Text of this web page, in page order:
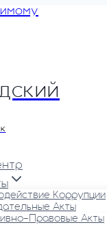
Коррупции
Акты
Правовые Акты